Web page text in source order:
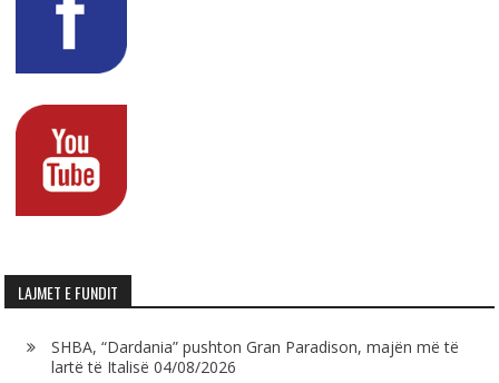
LAJMET E FUNDIT
SHBA, “Dardania” pushton Gran Paradison, majën më të
lartë të Italisë 04/08/2026